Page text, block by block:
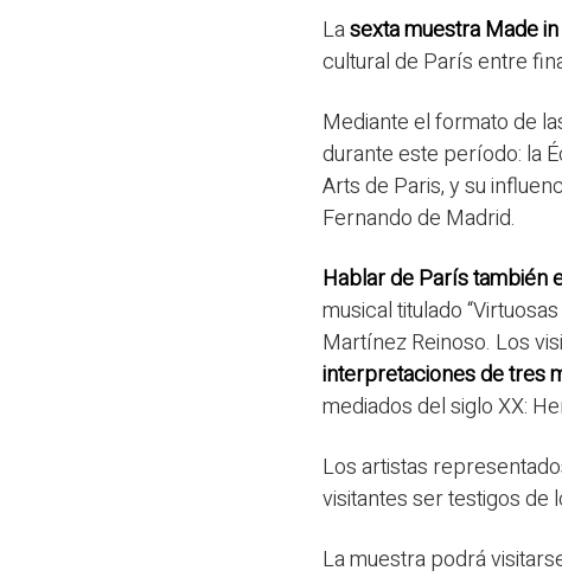
Lasexta muestra Made
cultural de París entre
Mediante el formato de
durante este período: la
Arts de Paris, y su
Fernando de Madrid.
Hablar de París también
musical titulado
Martínez Reinoso. Los
interpretaciones de tres
mediados del siglo XX:
Los artistas
visitantes ser testigos de
La muestra podrá